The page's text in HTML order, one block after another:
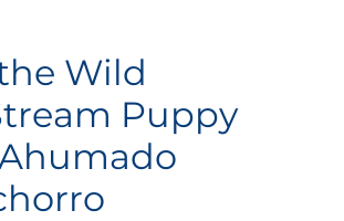
Wild
Puppy